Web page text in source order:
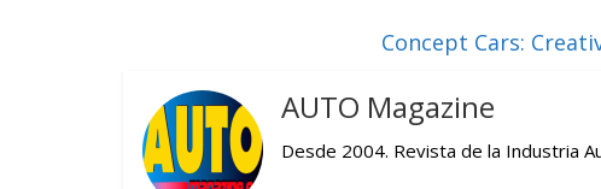
Concept Cars:
AUTO Magazine
Desde 2004. Revista de la Industria